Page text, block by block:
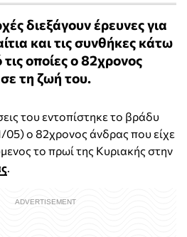
διεξάγουν έρευνες για
και τις συνθήκες κάτω
οποίες ο 82χρονος
τη ζωή του.
του εντοπίστηκε το βράδυ
05) ο 82χρονος άνδρας που είχε
το πρωί της Κυριακής στην
.